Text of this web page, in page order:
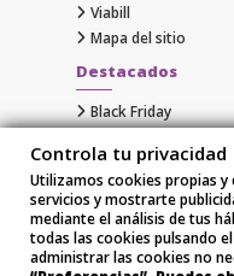
Viabill
Mapa del sitio
Destacados
Black Friday
Gaming
Comprar Apple al
Samsung
Xiaomi
Controla tu privacidad
Utilizamos cookies propias
servicios y mostrarte
mediante el análisis de tus
todas las cookies pulsando
administrar las cookies no